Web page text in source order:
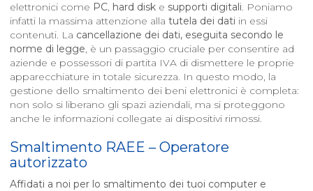
elettronici come PC, hard disk e supporti digitali. Poniamo
infatti la massima attenzione alla tutela dei dati in essi
contenuti. La cancellazione dei dati, eseguita secondo le
norme di legge, è un passaggio cruciale per consentire ad
aziende e possessori di partita IVA di dismettere le proprie
apparecchiature in totale sicurezza. In questo modo, la
gestione dello smaltimento dei beni elettronici è completa:
non solo si liberano gli spazi aziendali, ma si proteggono
anche le informazioni collegate ai dispositivi rimossi.
Smaltimento RAEE – Operatore
autorizzato
Affidati a noi per lo smaltimento dei tuoi computer e